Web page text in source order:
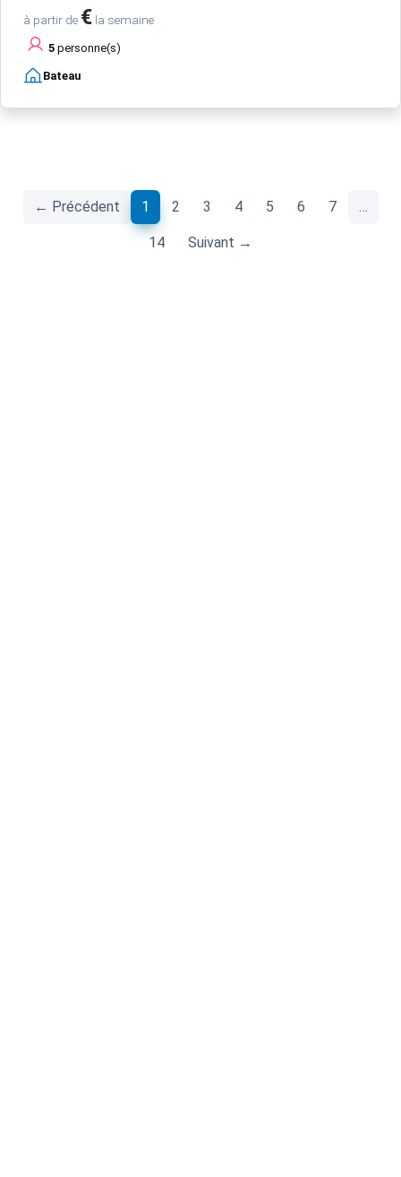
à partir de € la semaine
5 personne(s)
Bateau
← Précédent 1 (current)
2 3 4 5 6 7 …
14 Suivant →